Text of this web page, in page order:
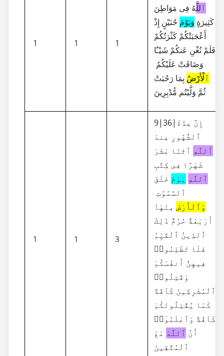
1 1 1
ٱللَّهُ فِى مَوَاطِنَ
كَثِيرَةٍ وَيَوْمَ حُنَيْنٍ إِذْ
أَعْجَبَتْكُمْ كَثْرَتُكُمْ
فَلَمْ تُغْنِ عَنكُمْ شَيْـًٔا
وَضَاقَتْ عَلَيْكُمُ
ٱلْأَرْضُ بِمَا رَحُبَتْ
ثُمَّ وَلَّيْتُم مُّدْبِرِينَ
1 1 3
9|36|إِنَّ عِدَّةَ
ٱلشُّهُورِ عِندَ
ٱللَّهِ ٱثْنَا عَشَرَ
شَهْرًا فِى كِتَٰبِ
ٱللَّهِ يَوْمَ خَلَقَ
ٱلسَّمَٰوَٰتِ
وَٱلْأَرْضَ مِنْهَآ
أَرْبَعَةٌ حُرُمٌ ذَٰلِكَ
ٱلدِّينُ ٱلْقَيِّمُ
فَلَا تَظْلِمُوا۟
فِيهِنَّ أَنفُسَكُمْ
وَقَٰتِلُوا۟
ٱلْمُشْرِكِينَ كَآفَّةً
كَمَا يُقَٰتِلُونَكُمْ
كَآفَّةً وَٱعْلَمُوٓا۟
أَنَّ ٱللَّهَ مَعَ
ٱلْمُتَّقِينَ